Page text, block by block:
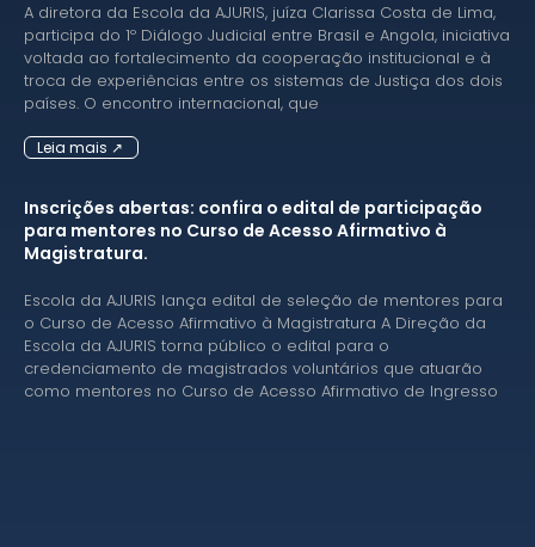
A diretora da Escola da AJURIS, juíza Clarissa Costa de Lima,
participa do 1º Diálogo Judicial entre Brasil e Angola, iniciativa
voltada ao fortalecimento da cooperação institucional e à
troca de experiências entre os sistemas de Justiça dos dois
países. O encontro internacional, que
Leia mais ↗
Inscrições abertas: confira o edital de participação
para mentores no Curso de Acesso Afirmativo à
Magistratura.
Escola da AJURIS lança edital de seleção de mentores para
o Curso de Acesso Afirmativo à Magistratura A Direção da
Escola da AJURIS torna público o edital para o
credenciamento de magistrados voluntários que atuarão
como mentores no Curso de Acesso Afirmativo de Ingresso